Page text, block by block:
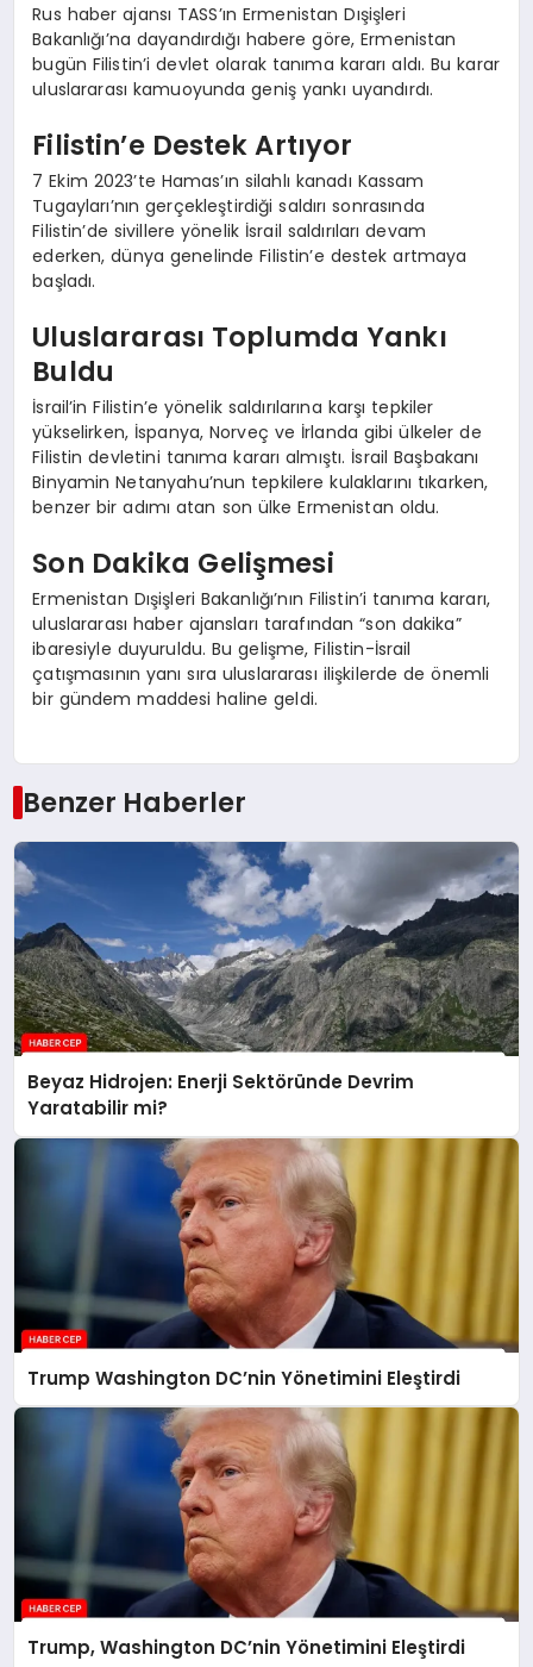
Rus haber ajansı TASS’ın Ermenistan Dışişleri
Bakanlığı’na dayandırdığı habere göre, Ermenistan
bugün Filistin’i devlet olarak tanıma kararı aldı. Bu karar
uluslararası kamuoyunda geniş yankı uyandırdı.
Filistin’e Destek Artıyor
7 Ekim 2023’te Hamas’ın silahlı kanadı Kassam
Tugayları’nın gerçekleştirdiği saldırı sonrasında
Filistin’de sivillere yönelik İsrail saldırıları devam
ederken, dünya genelinde Filistin’e destek artmaya
başladı.
Uluslararası Toplumda Yankı
Buldu
İsrail’in Filistin’e yönelik saldırılarına karşı tepkiler
yükselirken, İspanya, Norveç ve İrlanda gibi ülkeler de
Filistin devletini tanıma kararı almıştı. İsrail Başbakanı
Binyamin Netanyahu’nun tepkilere kulaklarını tıkarken,
benzer bir adımı atan son ülke Ermenistan oldu.
Son Dakika Gelişmesi
Ermenistan Dışişleri Bakanlığı’nın Filistin’i tanıma kararı,
uluslararası haber ajansları tarafından “son dakika”
ibaresiyle duyuruldu. Bu gelişme, Filistin-İsrail
çatışmasının yanı sıra uluslararası ilişkilerde de önemli
bir gündem maddesi haline geldi.
Benzer Haberler
Beyaz Hidrojen: Enerji Sektöründe Devrim
Yaratabilir mi?
Trump Washington DC’nin Yönetimini Eleştirdi
Trump, Washington DC’nin Yönetimini Eleştirdi